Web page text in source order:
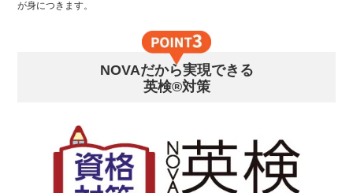
が身につきます。
NOVAだから実現できる
英検®対策